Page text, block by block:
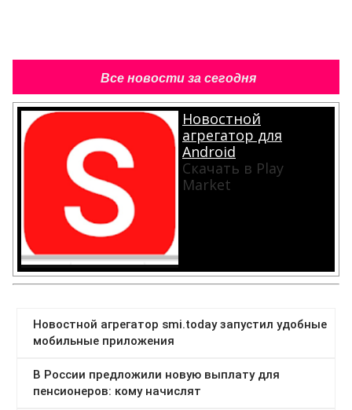
Все новости за сегодня
Новостной
агрегатор для
Android
Скачать в Play
Market